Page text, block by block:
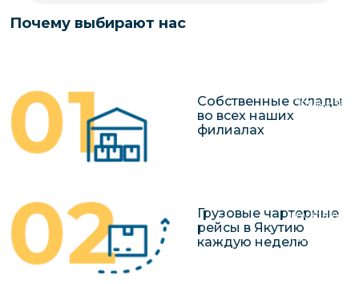
грузов в
Перевозка
Почему выбирают нас
Собственные склады
во всех наших
филиалах
Грузовые чартерные
рейсы в Якутию
каждую неделю